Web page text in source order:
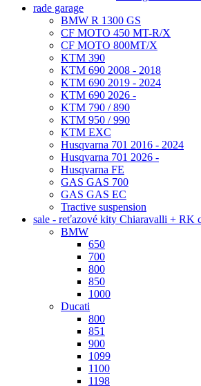
rade garage
BMW R 1300 GS
CF MOTO 450 MT-R/X
CF MOTO 800MT/X
KTM 390
KTM 690 2008 - 2018
KTM 690 2019 - 2024
KTM 690 2026 -
KTM 790 / 890
KTM 950 / 990
KTM EXC
Husqvarna 701 2016 - 2024
Husqvarna 701 2026 -
Husqvarna FE
GAS GAS 700
GAS GAS EC
Tractive suspension
sale - reťazové kity Chiaravalli + RK
BMW
650
700
800
850
1000
Ducati
800
851
900
1099
1100
1198